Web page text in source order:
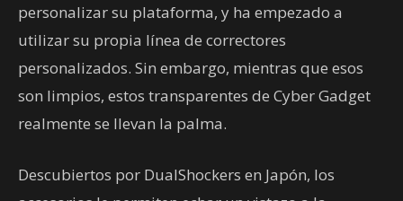
personalizar su plataforma, y ha empezado a
utilizar su propia línea de correctores
personalizados. Sin embargo, mientras que esos
son limpios, estos transparentes de Cyber Gadget
realmente se llevan la palma.
Descubiertos por DualShockers en Japón, los